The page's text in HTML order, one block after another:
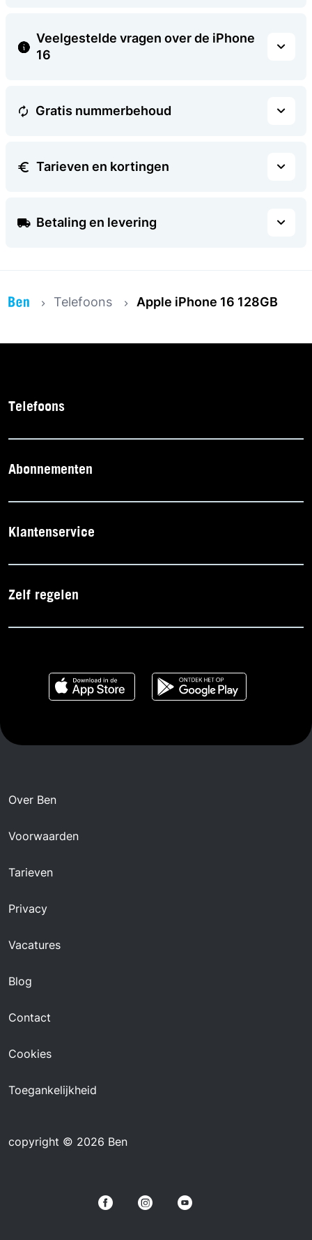
Veelgestelde vragen over de iPhone
16
Gratis nummerbehoud
Tarieven en kortingen
Betaling en levering
Telefoons Apple iPhone 16 128GB
Telefoons
Abonnementen
Klantenservice
Zelf regelen
Over Ben
Voorwaarden
Tarieven
Privacy
Vacatures
Blog
Contact
Cookies
Toegankelijkheid
copyright © 2026 Ben